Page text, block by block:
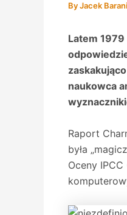
ByJacek
Latem
naukowca
Raport
była
Oceny